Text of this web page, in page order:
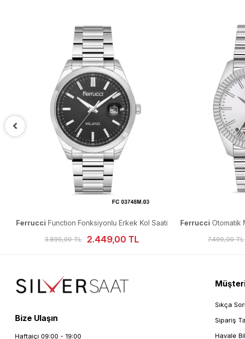
Ferrucci Function Fonksiyonlu Erkek Kol Saati
3.899,00 TL 2.449,00 TL
Ferrucci Otomatik
7.499,00 TL
Bize Ulaşın
Haftaiçi 09:00 - 19:00
Sıkça
Sipariş
Havale